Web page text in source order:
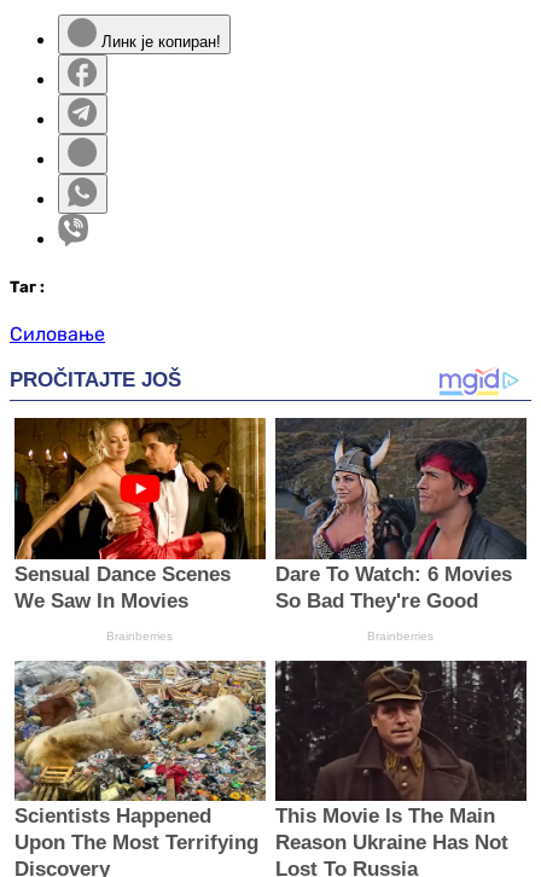
Линк је копиран!
Таг :
Силовање